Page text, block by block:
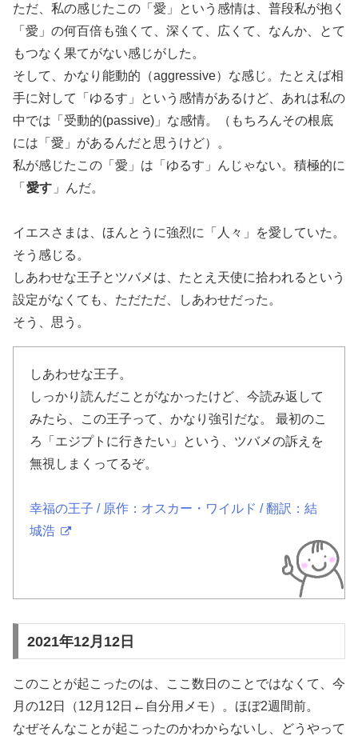
ただ、私の感じたこの「愛」という感情は、普段私が抱く
「愛」の何百倍も強くて、深くて、広くて、なんか、とて
もつなく果てがない感じがした。
そして、かなり能動的（aggressive）な感じ。たとえば相
手に対して「ゆるす」という感情があるけど、あれは私の
中では「受動的(passive)」な感情。（もちろんその根底
には「愛」があるんだと思うけど）。
私が感じたこの「愛」は「ゆるす」んじゃない。積極的に
「 愛す 」んだ。
イエスさまは、ほんとうに強烈に「人々」を愛していた。
そう感じる。
しあわせな王子とツバメは、たとえ天使に拾われるという
設定がなくても、ただただ、しあわせだった。
そう、思う。
しあわせな王子。
しっかり読んだことがなかったけど、今読み返して
みたら、この王子って、かなり強引だな。 最初のこ
ろ「エジプトに行きたい」という、ツバメの訴えを
無視しまくってるぞ。
幸福の王子 / 原作：オスカー・ワイルド / 翻訳：結
城浩
2021年12月12日
このことが起こったのは、ここ数日のことではなくて、今
月の12日（12月12日←自分用メモ）。ほぼ2週間前。
なぜそんなことが起こったのかわからないし、どうやって